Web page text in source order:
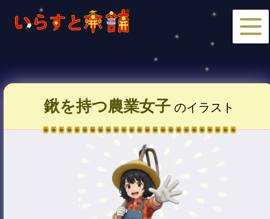
鍬を持つ農業女子 のイラスト